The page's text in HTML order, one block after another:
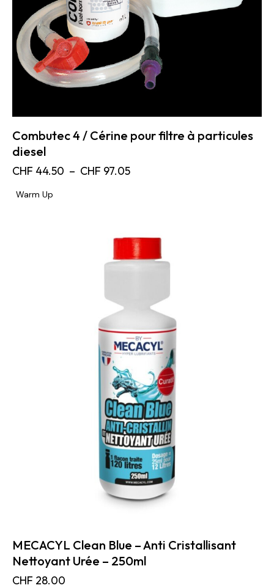
Combutec 4 / Cérine pour filtre à particules
diesel
CHF 44.50 – CHF 97.05
Warm Up
MECACYL Clean Blue – Anti Cristallisant
Nettoyant Urée – 250ml
CHF 28.00